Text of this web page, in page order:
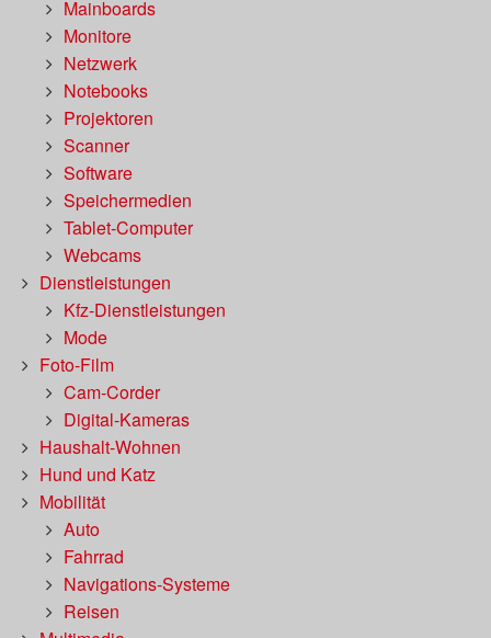
Mainboards
Monitore
Netzwerk
Notebooks
Projektoren
Scanner
Software
Speichermedien
Tablet-Computer
Webcams
Dienstleistungen
Kfz-Dienstleistungen
Mode
Foto-Film
Cam-Corder
Digital-Kameras
Haushalt-Wohnen
Hund und Katz
Mobilität
Auto
Fahrrad
Navigations-Systeme
Reisen